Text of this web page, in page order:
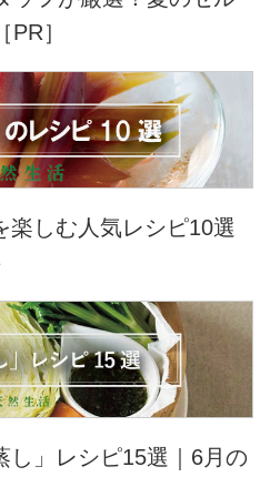
］
しむ人気レシピ10選
」レシピ15選｜6月の